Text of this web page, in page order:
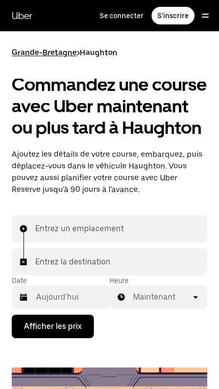
contenu
principal
Uber Se connecter S'inscrire
Grande-Bretagne>Haughton
Commandez une course
avec Uber maintenant
ou plus tard à Haughton
Ajoutez les détails de votre course, embarquez, puis
déplacez-vous dans le véhicule Haughton. Vous
pouvez aussi planifier votre course avec Uber
Reserve jusqu'à 90 jours à l'avance.
Entrez un emplacement
Entrez la destination
Date
Appuyez
la
bas
Heure
Maintenant
Afficher les prix